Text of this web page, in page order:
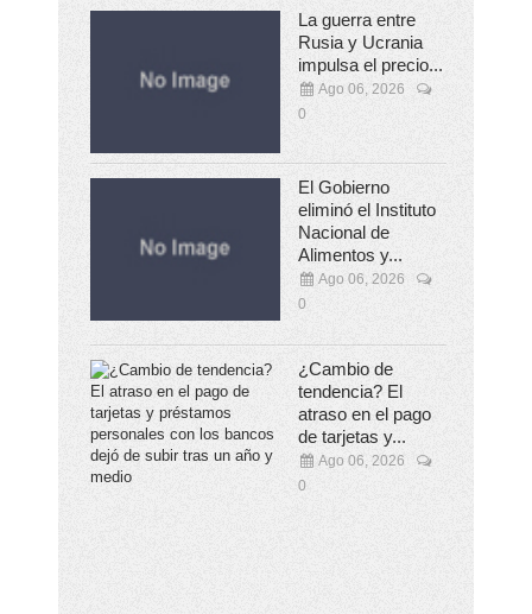
La guerra entre
Rusia y Ucrania
impulsa el precio...
Ago 06, 2026
0
El Gobierno
eliminó el Instituto
Nacional de
Alimentos y...
Ago 06, 2026
0
¿Cambio de
tendencia? El
atraso en el pago
de tarjetas y...
Ago 06, 2026
0